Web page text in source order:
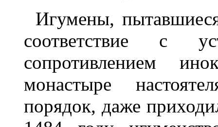
Игумены,
соответствие с
сопротивлением
монастыре
порядок, даже